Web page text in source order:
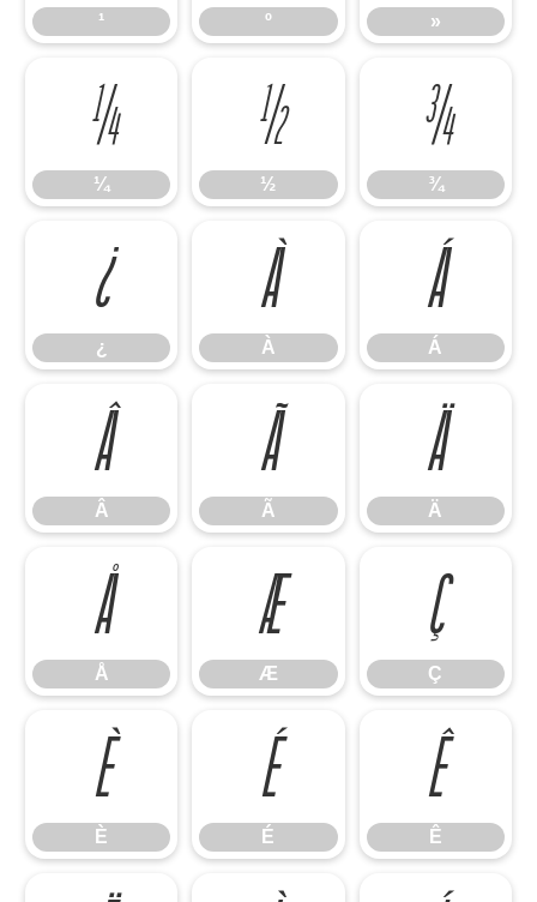
¹ º »
¼
¼
½
½
¾
¾
¿
¿
À
À
Á
Á
Â
Â
Ã
Ã
Ä
Ä
Å
Å
Æ
Æ
Ç
Ç
È
È
É
É
Ê
Ê